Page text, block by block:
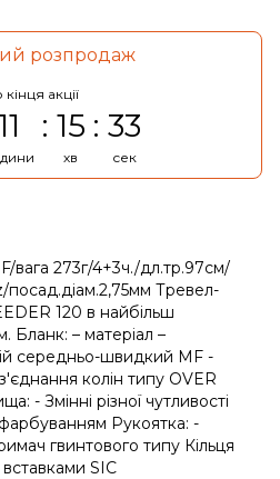
розпродаж
акції
15
хв
33
сек
вага 273г/4+3ч./дл.тр.97см/
посад.діам.2,75мм Тревел-
120 в найбільш
Бланк: – матеріал –
середньо-швидкий MF -
колін типу OVER
- Змінні різної чутливості
Рукоятка: -
гвинтового типу Кільця
вставками SIC